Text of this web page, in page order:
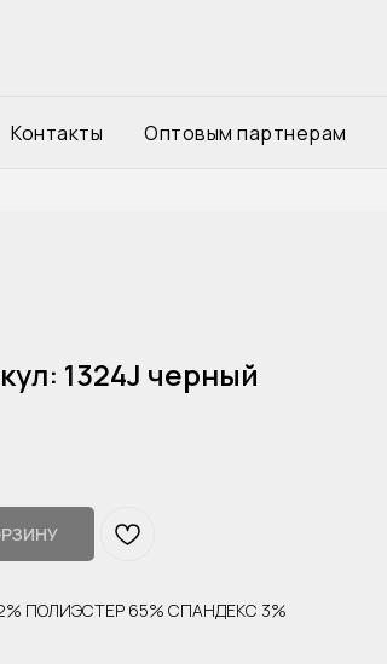
Контакты Оптовым партнерам
1324J черный
ПОЛИЭСТЕР 65% СПАНДЕКС 3%